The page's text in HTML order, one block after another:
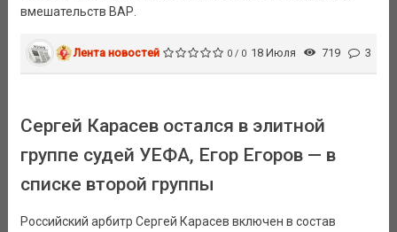
вмешательств ВАР.
Лента новостей 0 / 0 18 Июля 719 3
Сергей Карасев остался в элитной
группе судей УЕФА, Егор Егоров — в
списке второй группы
Российский арбитр Сергей Карасев включен в состав